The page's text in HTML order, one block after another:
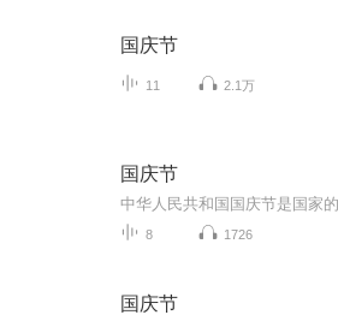
国庆节
11 2.1万
国庆节
8 1726
国庆节